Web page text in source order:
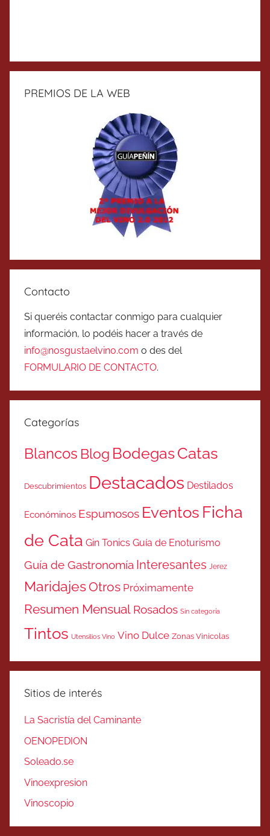
PREMIOS DE LA WEB
Contacto
Si queréis contactar conmigo para cualquier
información, lo podéis hacer a través de
info@nosgustaelvino.com o des del
FORMULARIO DE CONTACTO.
Categorías
Blancos Blog BodegasCatas
Descubrimientos Destacados Destilados
Económinos Espumosos Eventos Ficha
de Cata Gin Tonics Guía de Enoturismo
Guía de Gastronomía Interesantes Jerez
MaridajesOtros Próximamente
Resumen Mensual Rosados Sin categoría
Tintos Utensilios Vino Vino Dulce Zonas Vinicolas
Sitios de interés
La Sacristía del Caminante
OENOPEDION
Soleado.se
Vinoexpresion
Vinoscopio